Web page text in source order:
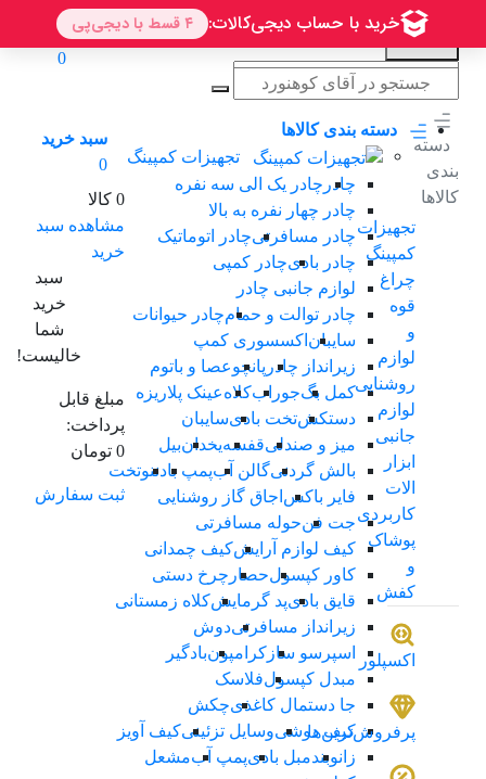
دسته
بندی
کالاها
تجهیزات
کمپینگ
چراغ
قوه
و
لوازم
روشنایی
لوازم
جانبی
ابزار
الات
کاربردی
پوشاک
و
کفش
اکسپلور
پرفروش‌ترین‌ها
0
دسته بندی کالاها
تجهیزات کمپینگ
چادر چادر یک الی سه نفرە
چادر چهار نفره به بالا
چادر مسافرتیچادر اتوماتیک
چادر بادیچادر کمپی
لوازم جانبی چادر
چادر توالت و حمامچادر حیوانات
سایبان اکسسوری کمپ
زیرانداز چادر پانچوعصا و باتوم
کمل بگجورابکلاهعینک پلاریزه
دستکشتخت بادیسایبان
میز و صندلیقفسهیخدانبیل
بالش گردنیگالن آبپمپ بادننوتخت
فایر باکس اجاق گاز روشنایی
جت فنحوله مسافرتی
کیف لوازم آرایشکیف چمدانی
کاور کپسولحصار چرخ دستی
قایق بادیپد گرمایشکلاه زمستانی
زیرانداز مسافرتیدوش
اسپرسو ساز کرامپونبادگیر
مبدل کپسولفلاسک
جا دستمال کاغذیچکش
کیف دوشیوسایل تزئینیکیف آویز
زانوبندمبل بادیپمپ آبمشعل
سبد خرید
0
0 کالا
مشاهده سبد
خرید
سبد
خرید
شما
خالیست!
مبلغ قابل
پرداخت:
0 تومان
ثبت سفارش